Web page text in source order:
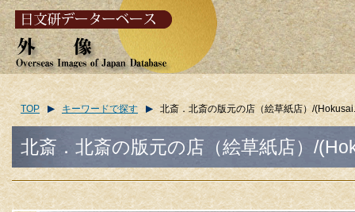
TOP キーワードで探す 北斎．北斎の版元の店（絵草紙店）/
北斎．北斎の版元の店（絵草紙店）/